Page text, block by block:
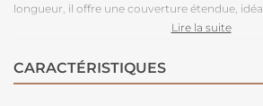
longueur, il offre une couverture étendue,
, portes ou murs.
lisses telles que le bois, le verre ou le plastique.
matériaux de qualité, il est également
Lire la suite
CARACTÉRISTIQUES